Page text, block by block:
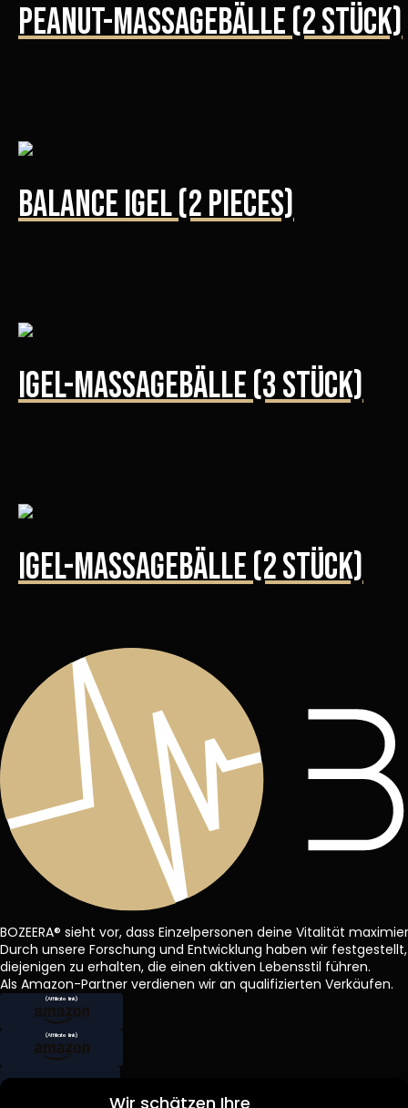
Wir schätzen Ihre
Peanut-Massagebälle (2 Stück)
Balance Igel (2 pieces)
Igel-Massagebälle (3 Stück)
Igel-Massagebälle (2 Stück)
BOZEERA® sieht vor, dass Einzelpersonen deine Vitalität
Durch unsere Forschung und Entwicklung haben wir
diejenigen zu erhalten, die einen aktiven Lebensstil führen.
Als Amazon-Partner verdienen wir an qualifizierten Verkäufen.